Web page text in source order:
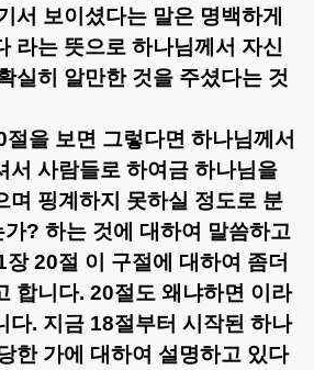
서 보이셨다는 말은 명백하게
라는 뜻으로 하나님께서 자신
실히 알만한 것을 주셨다는 것
절을 보면 그렇다면 하나님께서
서 사람들로 하여금 하나님을
며 핑계하지 못하실 정도로 분
가? 하는 것에 대하여 말씀하고
장20절 이 구절에 대하여 좀더
합니다. 20절도 왜냐하면 이라
다. 지금 18절부터 시작된 하나
한 가에 대하여 설명하고 있다